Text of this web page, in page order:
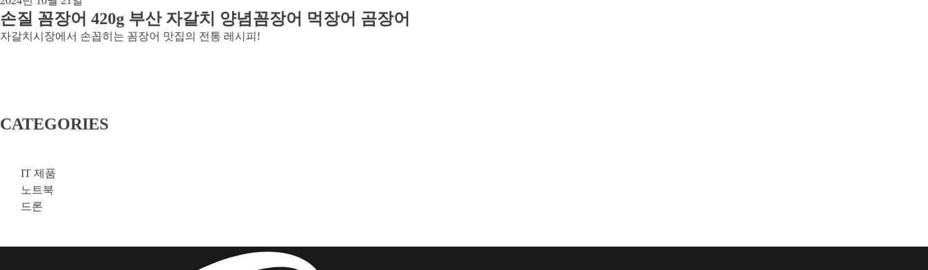
손질 꼼장어 420g 부산 자갈치 양념꼼장어 먹장어 곰장어
자갈치시장에서 손꼽히는 꼼장어 맛집의 전통 레시피!
CATEGORIES
IT 제품
노트북
드론